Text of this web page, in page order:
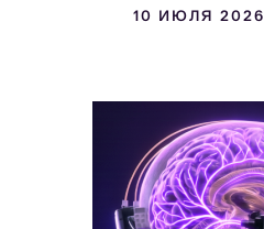
10 ИЮЛЯ 2026